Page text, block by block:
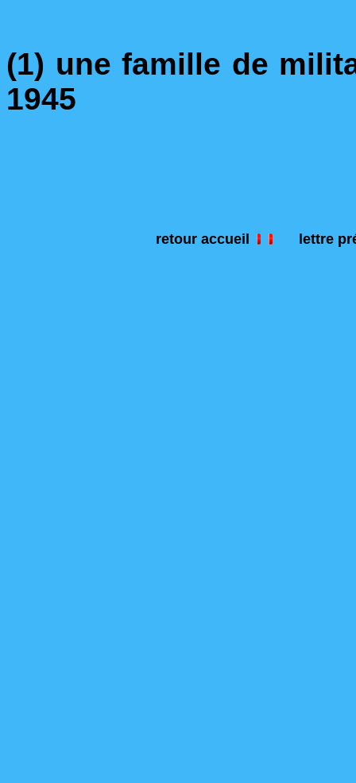
(1) une famille de
1945
retour accueil lettre